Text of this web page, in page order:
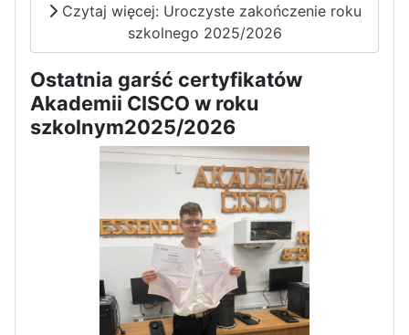
Apel z okazji 235-tej rocznicy
uchwalenia Konstytucji 3 Maja
Dni Otwarte w „Staszicu” za
Czytaj więcej: Uroczyste zakończenie roku
szkolnego 2025/2026
Ostatnia garść certyfikatów
Akademii CISCO w roku
szkolnym2025/2026